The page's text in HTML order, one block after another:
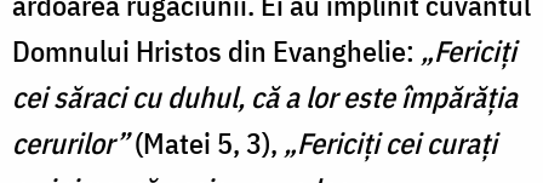
Domnului Hristos din Evanghelie: „Fericiţi
cei săraci cu duhul, că a lor este împărăţia
cerurilor”(Matei 5, 3), „Fericiţi cei curaţi